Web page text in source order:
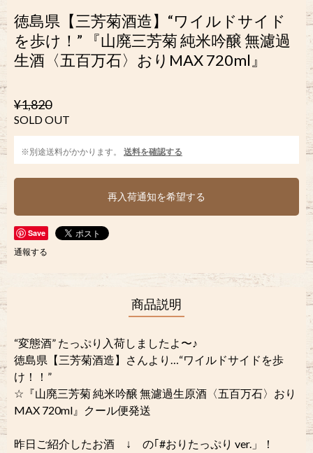
徳島県【三芳菊酒造】“ワイルドサイド
を歩け！” 『山廃三芳菊 純米吟醸 無濾過
生酒〈五百万石〉おりMAX 720ml』
¥1,820
SOLD OUT
※別途送料がかかります。 送料を確認する
再入荷通知を希望する
Save
通報する
商品説明
“変態酒” たっぷり入荷しましたよ〜♪
徳島県【三芳菊酒造】さんより…“ワイルドサイドを歩
け！！︎”
☆『山廃三芳菊 純米吟醸 無濾過生原酒〈五百万石〉おり
MAX 720ml』クール便発送
昨日ご紹介したお酒 ↓ の｢#おりたっぷり ver.」！